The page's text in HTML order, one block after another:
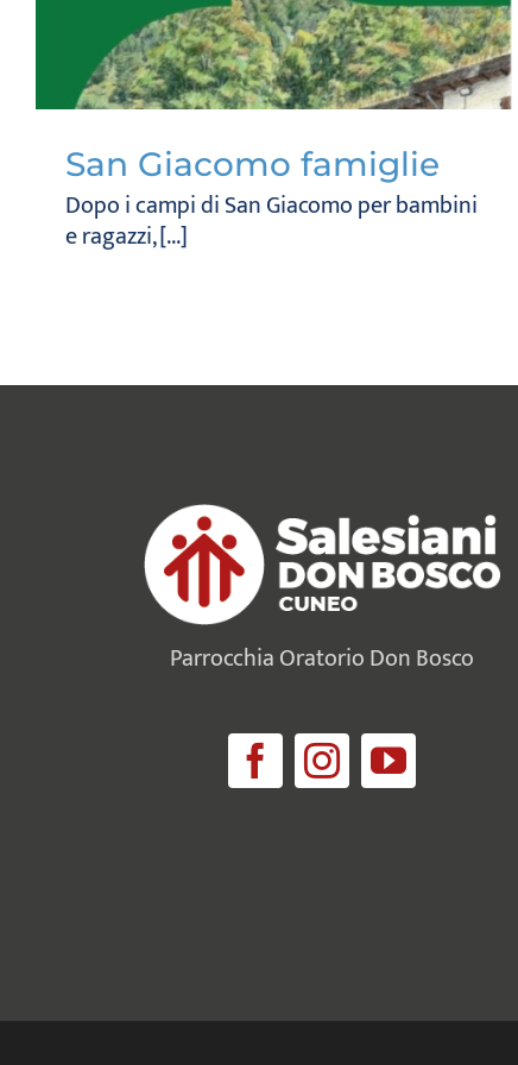
San Giacomo famiglie
Dopo i campi di San Giacomo per bambini
e ragazzi, [...]
Parrocchia Oratorio Don Bosco